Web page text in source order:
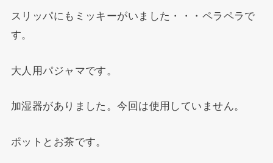
スリッパにもミッキーがいました・・・ペラペラで
す。
大人用パジャマです。
加湿器がありました。今回は使用していません。
ポットとお茶です。